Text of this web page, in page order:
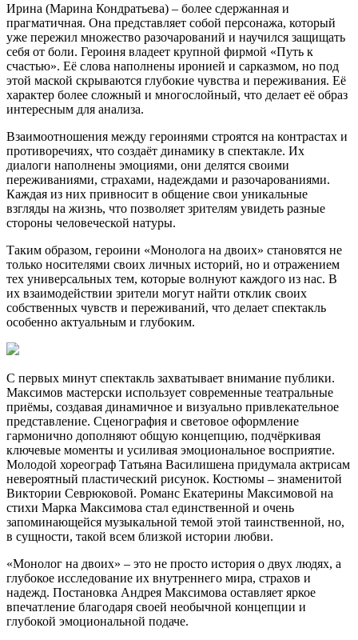
Ирина (Марина Кондратьева) – более сдержанная и
прагматичная. Она представляет собой персонажа, который
уже пережил множество разочарований и научился защищать
себя от боли. Героиня владеет крупной фирмой «Путь к
счастью». Её слова наполнены иронией и сарказмом, но под
этой маской скрываются глубокие чувства и переживания. Её
характер более сложный и многослойный, что делает её образ
интересным для анализа.
Взаимоотношения между героинями строятся на контрастах и
противоречиях, что создаёт динамику в спектакле. Их
диалоги наполнены эмоциями, они делятся своими
переживаниями, страхами, надеждами и разочарованиями.
Каждая из них привносит в общение свои уникальные
взгляды на жизнь, что позволяет зрителям увидеть разные
стороны человеческой натуры.
Таким образом, героини «Монолога на двоих» становятся не
только носителями своих личных историй, но и отражением
тех универсальных тем, которые волнуют каждого из нас. В
их взаимодействии зрители могут найти отклик своих
собственных чувств и переживаний, что делает спектакль
особенно актуальным и глубоким.
С первых минут спектакль захватывает внимание публики.
Максимов мастерски использует современные театральные
приёмы, создавая динамичное и визуально привлекательное
представление. Сценография и световое оформление
гармонично дополняют общую концепцию, подчёркивая
ключевые моменты и усиливая эмоциональное восприятие.
Молодой хореограф Татьяна Василишена придумала актрисам
невероятный пластический рисунок. Костюмы – знаменитой
Виктории Севрюковой. Романс Екатерины Максимовой на
стихи Марка Максимова стал единственной и очень
запоминающейся музыкальной темой этой таинственной, но,
в сущности, такой всем близкой истории любви.
«Монолог на двоих» – это не просто история о двух людях, а
глубокое исследование их внутреннего мира, страхов и
надежд. Постановка Андрея Максимова оставляет яркое
впечатление благодаря своей необычной концепции и
глубокой эмоциональной подаче.